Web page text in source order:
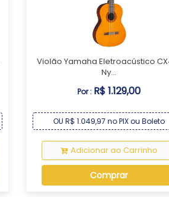
Violão Yamaha Eletroacústico
Ny...
Por : R$ 1.129,00
OU R$ 1.049,97 no PIX ou Boleto
Adicionar ao Carrinho
Comprar